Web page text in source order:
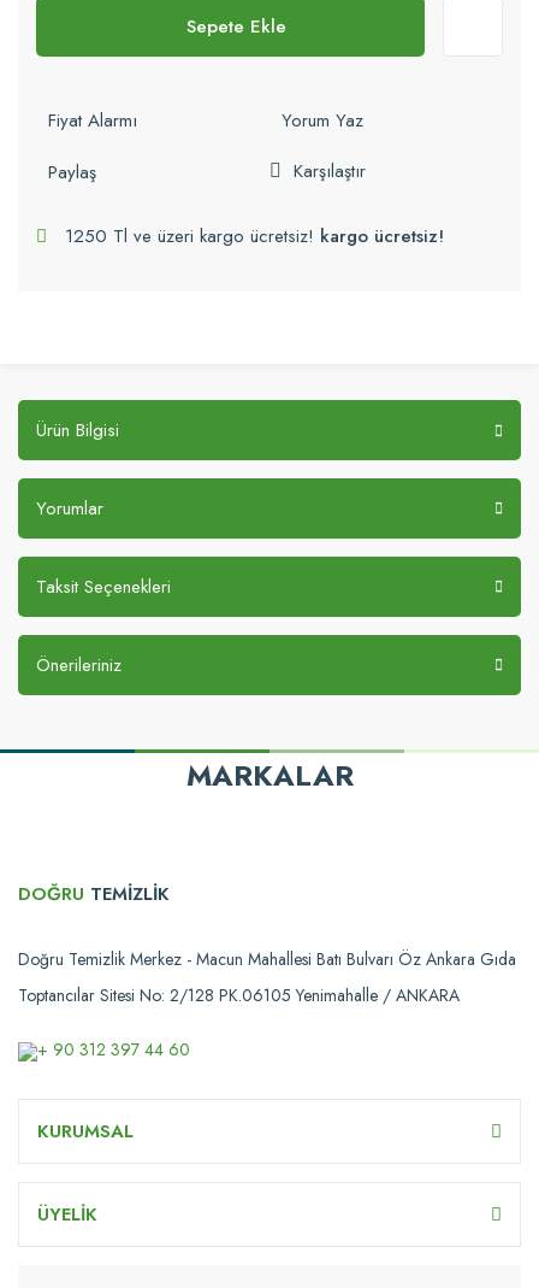
Sepete Ekle
Fiyat Alarmı
Yorum Yaz
Paylaş
Karşılaştır
1250 Tl ve üzeri kargo ücretsiz! kargo ücretsiz!
Ürün Bilgisi
Yorumlar
Taksit Seçenekleri
Önerileriniz
MARKALAR
DOĞRU TEMİZLİK
Doğru Temizlik Merkez - Macun Mahallesi Batı Bulvarı Öz Ankara Gıda
Toptancılar Sitesi No: 2/128 PK.06105 Yenimahalle / ANKARA
+ 90 312 397 44 60
KURUMSAL
ÜYELİK